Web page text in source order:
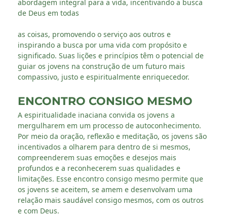
abordagem integral para a vida, incentivando a busca
de Deus em todas
as coisas, promovendo o serviço aos outros e
inspirando a busca por uma vida com propósito e
significado. Suas lições e princípios têm o potencial de
guiar os jovens na construção de um futuro mais
compassivo, justo e espiritualmente enriquecedor.
ENCONTRO CONSIGO MESMO
A espiritualidade inaciana convida os jovens a
mergulharem em um processo de autoconhecimento.
Por meio da oração, reflexão e meditação, os jovens são
incentivados a olharem para dentro de si mesmos,
compreenderem suas emoções e desejos mais
profundos e a reconhecerem suas qualidades e
limitações. Esse encontro consigo mesmo permite que
os jovens se aceitem, se amem e desenvolvam uma
relação mais saudável consigo mesmos, com os outros
e com Deus.